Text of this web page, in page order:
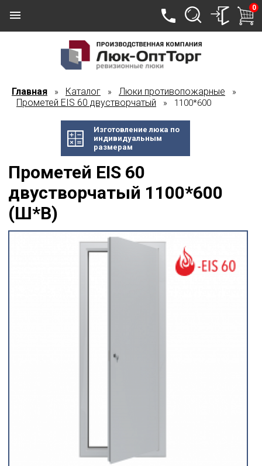
0
Главная » Каталог » Люки противопожарные »
Прометей EIS 60 двустворчатый » 1100*600
Изготовление люка по
индивидуальным
размерам
Прометей EIS 60
двустворчатый 1100*600
(Ш*В)